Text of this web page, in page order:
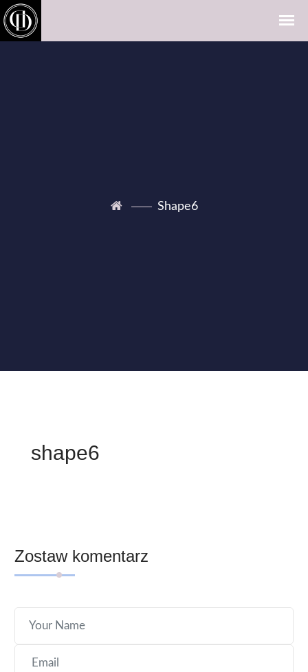
Shape6
shape6
Zostaw komentarz